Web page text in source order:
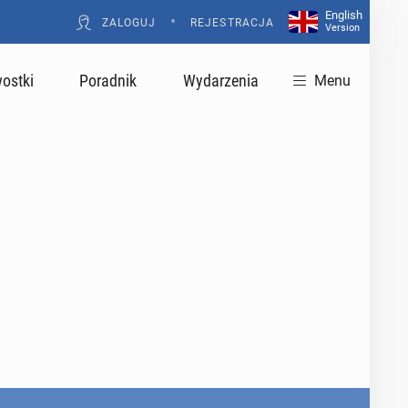
ZALOGUJ • REJESTRACJA
English
Version
Poradnik Wydarzenia Menu